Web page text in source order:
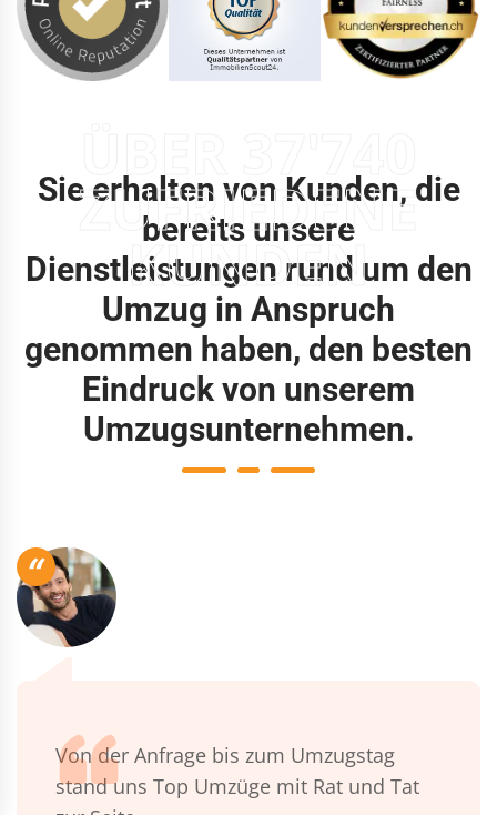
ZUFRIEDENE
KUNDEN
Sie erhalten von Kunden, die
bereits unsere
Dienstleistungen rund um den
Umzug in Anspruch
genommen haben, den besten
Eindruck von unserem
Umzugsunternehmen.
“
Von der Anfrage bis zum Umzugstag
stand uns Top Umzüge mit Rat und Tat